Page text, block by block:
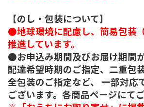
【のし・包装について】
●地球環境に配慮し、簡易包装
推進しています。
●お申込み期間及びお届け期間
配達希望時期のご指定、二重包
全包装のご指定など、 一部対応
ございます。各商品ページにて